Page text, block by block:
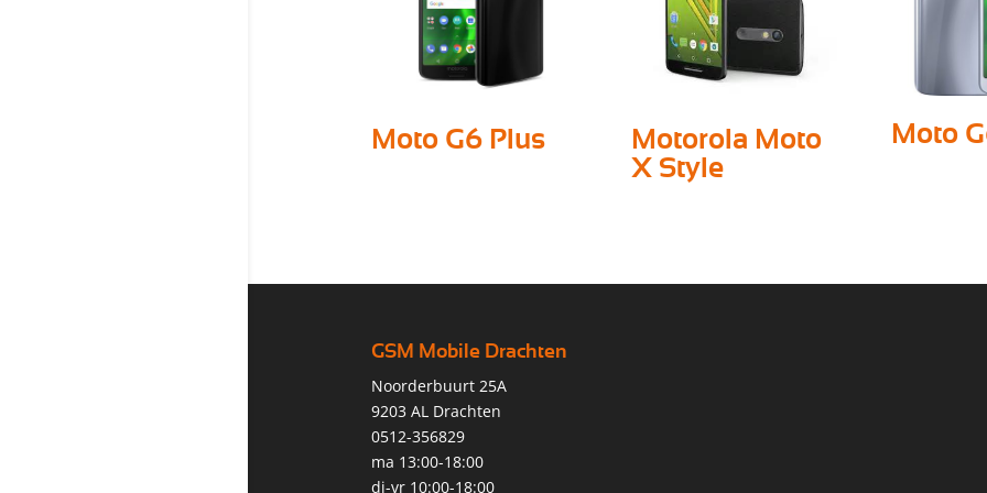
Moto G6 Plus
Motorola Moto
X Style
Moto
GSM Mobile Drachten
Noorderbuurt 25A
9203 AL Drachten
0512-356829
ma 13:00-18:00
di-vr 10:00-18:00